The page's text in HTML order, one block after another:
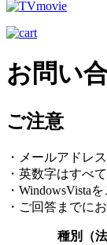
お問い
ご注意
・メールアドレ
・英数字はすべ
・WindowsVista
・ご回答までに
種別（